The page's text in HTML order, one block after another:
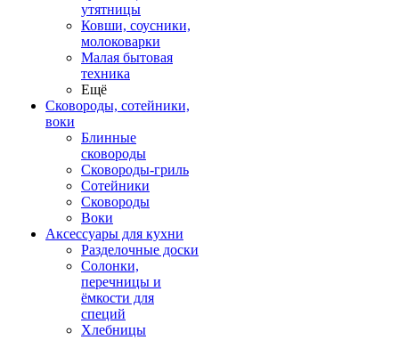
утятницы
Ковши, соусники,
молоковарки
Малая бытовая
техника
Ещё
Сковороды, сотейники,
воки
Блинные
сковороды
Сковороды-гриль
Сотейники
Сковороды
Воки
Аксессуары для кухни
Разделочные доски
Солонки,
перечницы и
ёмкости для
специй
Хлебницы